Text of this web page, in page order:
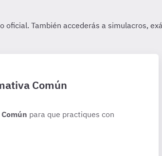
Común
para que practiques con